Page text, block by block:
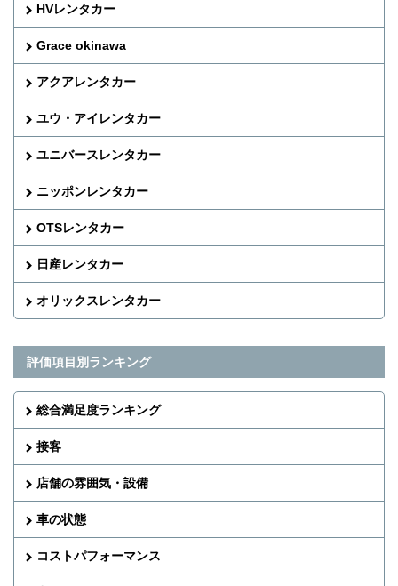
HVレンタカー
Grace okinawa
アクアレンタカー
ユウ・アイレンタカー
ユニバースレンタカー
ニッポンレンタカー
OTSレンタカー
日産レンタカー
オリックスレンタカー
評価項目別ランキング
総合満足度ランキング
接客
店舗の雰囲気・設備
車の状態
コストパフォーマンス